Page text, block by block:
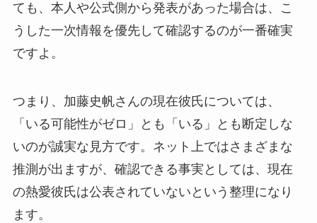
ても、本人や公式側から発表があった場合は、こ
うした一次情報を優先して確認するのが一番確実
ですよ。
つまり、加藤史帆さんの現在彼氏については、
「いる可能性がゼロ」とも「いる」とも断定しな
いのが誠実な見方です。ネット上ではさまざまな
推測が出ますが、確認できる事実としては、現在
の熱愛彼氏は公表されていないという整理になり
ます。